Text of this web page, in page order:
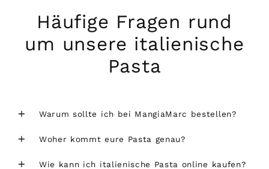
Häufige Fragen rund
um unsere italienische
Pasta
Warum sollte ich bei MangiaMarc bestellen?
Woher kommt eure Pasta genau?
Wie kann ich italienische Pasta online kaufen?